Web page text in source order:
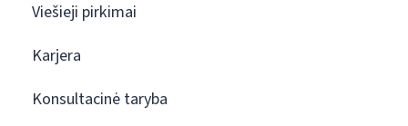
Viešieji pirkimai
Karjera
Konsultacinė taryba